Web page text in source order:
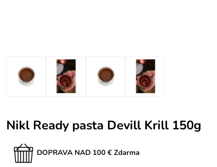
Nikl Ready pasta Devill Krill 150g
DOPRAVA NAD 100 € Zdarma